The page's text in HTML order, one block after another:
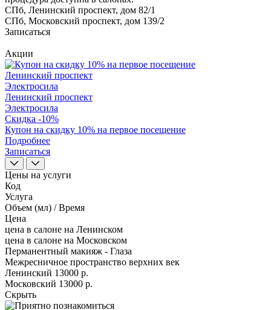
СПб, Ленинский проспект, дом 82/1
СПб, Московский проспект, дом 139/2
Записаться
Акции
Ленинский проспект
Электросила
Ленинский проспект
Электросила
Скидка -10%
Купон на скидку 10% на первое посещение
Подробнее
Записаться
Цены на услуги
Код
Услуга
Объем (мл) / Время
Цена
цена в салоне на Ленинском
цена в салоне на Московском
Перманентный макияж - Глаза
Межресничное пространство верхних век
Ленинский 13000 р.
Московский 13000 р.
Скрыть